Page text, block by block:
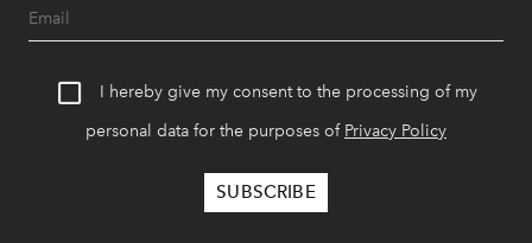
I hereby give my consent to the processing of my
personal data for the purposes of Privacy Policy